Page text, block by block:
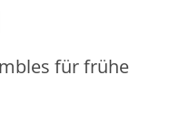
für frühe